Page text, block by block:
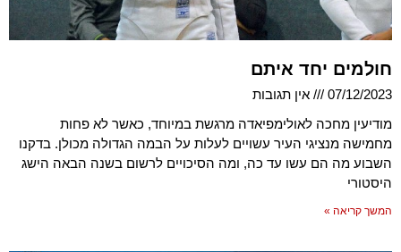
חולמים יחד איתם
07/12/2023
אין תגובות
מודיעין מחכה לאולימפיאדה מרגשת במיוחד, כאשר לא פחות
מחמישה מנציגי העיר עשויים לעלות על הבמה הגדולה מכולן. בדקנו
השבוע מה הם עשו עד כה, ומה הסיכויים לרשום בשנה הבאה הישג
היסטורי
המשך קריאה »